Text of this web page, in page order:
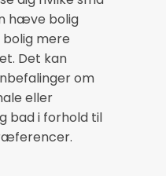
hæve bolig
bolig mere
Det kan
om
eller
bad i forhold til